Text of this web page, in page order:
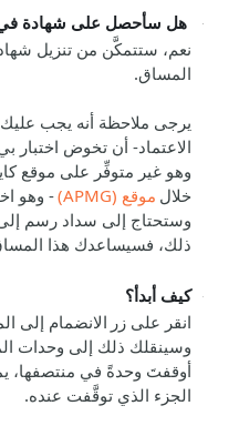
هل سأحصل على شهادة في
نعم، ستتمكَّن من تنزيل
المساق.
يرجى ملاحظة أنه يجب عليك
الاعتماد-أن تخوض اختبار
وهو غير متوفِّر على موقع
خلال موقع (APMG
)- وهو
وستحتاج إلى سداد رسم
ذلك، فسيساعدك هذا المساق
كيف أبدأ؟
انقر على زر الانضمام إلى
وسينقلك ذلك إلى وحدات
أوقفت وحدة في منتصفها،
الجزء الذي توقَّفت عنده.